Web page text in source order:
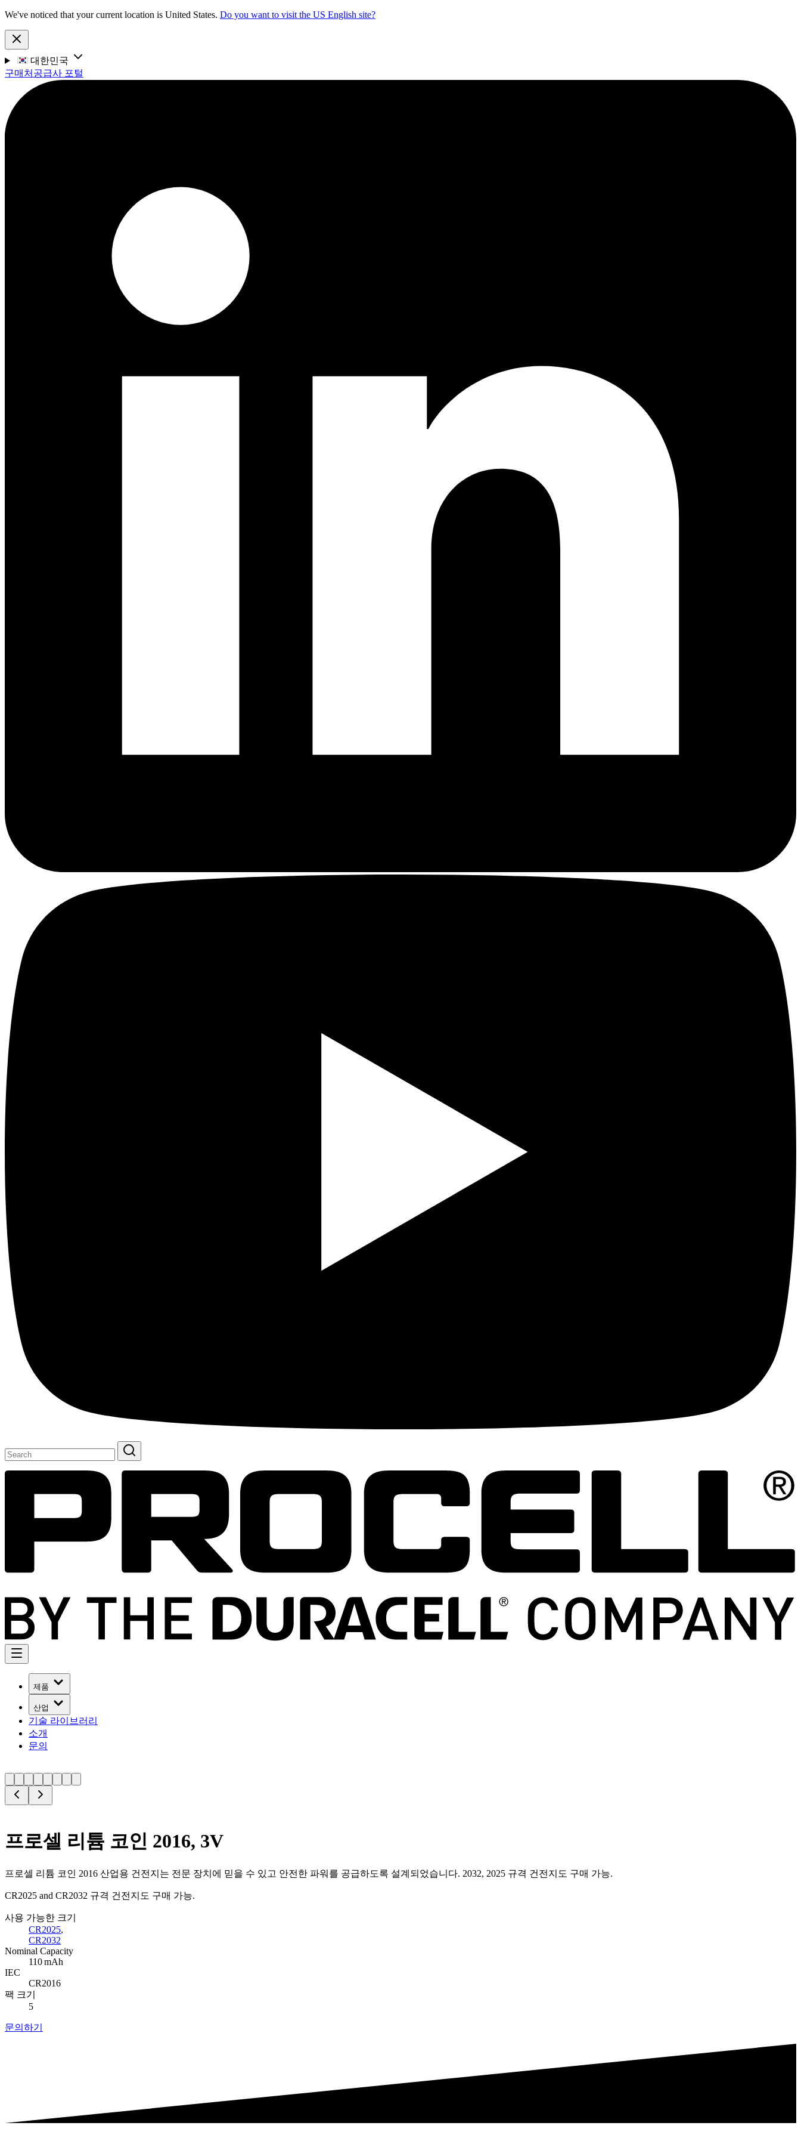
We've noticed that your current location is United States. Do you want to visit the US English site?
대한민국
구매처 공급사 포털
제품
산업
기술 라이브러리
소개
문의
프로셀 리튬 코인 2016, 3V
프로셀 리튬 코인 2016 산업용 건전지는 전문 장치에 믿을 수 있고 안전한 파워를 공급하도록 설계되었습니다. 2032, 2025 규격 건전지도 구매 가능.
CR2025 and CR2032 규격 건전지도 구매 가능.
사용 가능한 크기
CR2025,
CR2032
Nominal Capacity
110 mAh
IEC
CR2016
팩 크기
5
문의하기